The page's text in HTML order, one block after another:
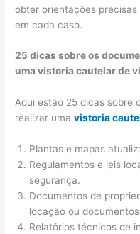
obter orientações
em cada caso.
25 dicas sobre os
uma vistoria cautelar de
Aqui estão 25 dicas sobre
realizar umavistoria
Plantas e mapas
Regulamentos e leis
segurança.
Documentos de
locação ou
Relatórios técnicos de